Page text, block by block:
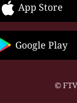
App Store
Google Play
©